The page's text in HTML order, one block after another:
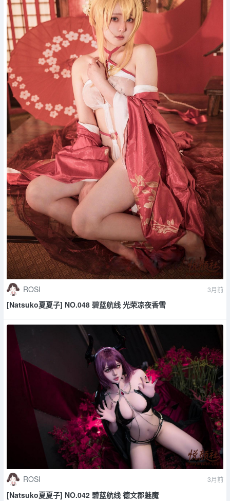
ROSI 3月前
[Natsuko夏夏子] NO.048 碧蓝航线 光荣凉夜香雪
ROSI 3月前
[Natsuko夏夏子] NO.042 碧蓝航线 德文郡魅魔